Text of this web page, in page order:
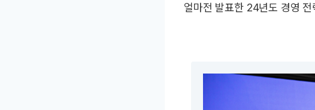
얼마전 발표한 24년도 경영